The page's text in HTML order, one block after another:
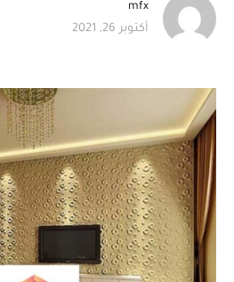
mfx
أكتوبر 26, 2021